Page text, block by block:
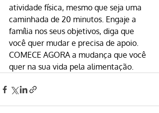
atividade física, mesmo que seja uma
caminhada de 20 minutos. Engaje a
família nos seus objetivos, diga que
você quer mudar e precisa de apoio.
COMECE AGORA a mudança que você
quer na sua vida pela alimentação.